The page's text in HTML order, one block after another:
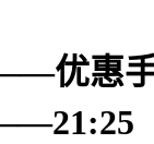
优惠